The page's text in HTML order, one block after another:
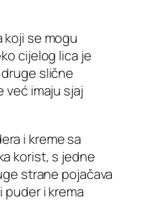
koji se mogu
cijelog lica je
slične
već imaju sjaj
i kreme sa
korist, s jedne
strane pojačava
puder i krema